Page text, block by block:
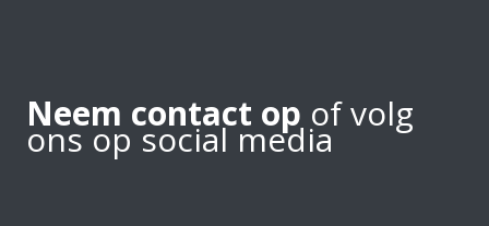
Neem contact op of volg
ons op social media